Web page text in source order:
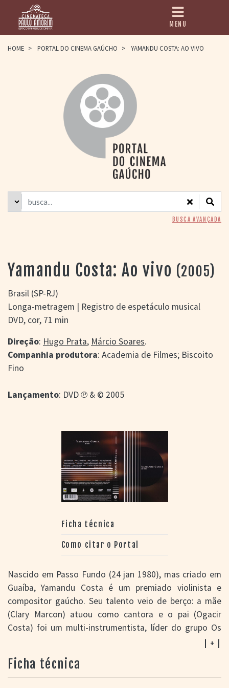
HOME
PAULO AMORIM
> HISTÓRIA
> HOMENAGEADOS
> EQUIPE
> ASSOCIAÇÃO DOS
> BIBLIOTECA
ROMEU GRIMALDI
CARTAZ
> GRADE SEMANAL
> PREÇOS E
PORTAL DO
CINEMA GAÚCHO
> BUSCA AVANÇADA
> LISTA DE FILMES
> FILMOGRAFIAS DE
> DISCOGRAFIAS
> BIBLIOGRAFIAS
MENU
HOME > PORTAL DO CINEMA GAÚCHO > YAMANDU COSTA: AO VIVO
BUSCA AVANÇADA
Yamandu Costa: Ao vivo (2005)
Brasil (SP-RJ)
Longa-metragem | Registro de espetáculo musical
DVD, cor, 71 min
Direção: Hugo Prata, Márcio Soares.
Companhia produtora: Academia de Filmes; Biscoito
Fino
Lançamento: DVD ℗ & © 2005
Ficha técnica
Como citar o Portal
Nascido em Passo Fundo (24 jan 1980), mas criado em
Guaíba, Yamandu Costa é um premiado violinista e
compositor gaúcho. Seu talento veio de berço: a mãe
(Clary Marcon) atuou como cantora e o pai (Ogacir
Costa) foi um multi-instrumentista, líder do grupo Os
Fronteiriços, centrado na música latino-americana.
Muito influenciado pelo folclore argentino, Yamandu
explora diversos estilos musicais, como o chamamé,
choro, bossa nova, tango e samba. Algumas de suas
| + |
Ficha técnica